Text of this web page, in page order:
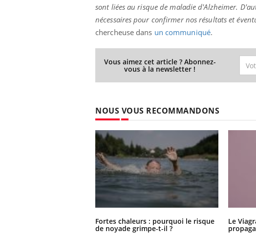
sont liées au risque de maladie d'Alzheimer.
nécessaires pour confirmer nos résultats et
chercheuse dans un communiqué.
Vous aimez cet article ? Abonnez-
vous à la newsletter !
NOUS VOUS RECOMMANDONS
Fortes chaleurs : pourquoi le risque
de noyade grimpe-t-il ?
Le
questions sur la maladie d'un proche c'est